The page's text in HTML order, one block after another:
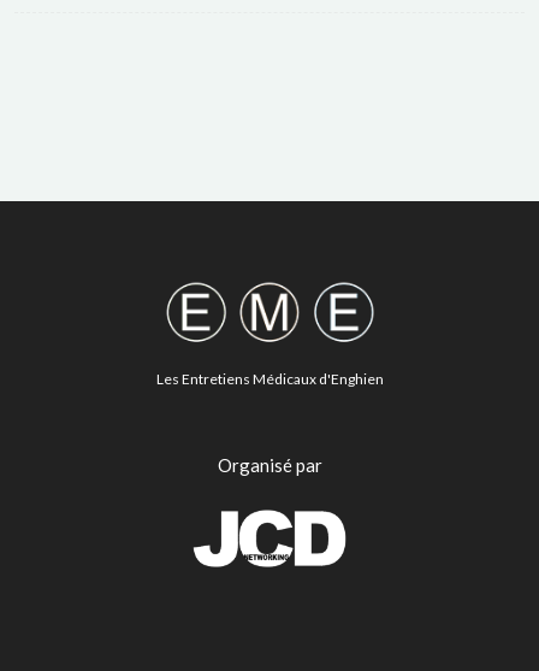
Les Entretiens Médicaux d'Enghien
Organisé par